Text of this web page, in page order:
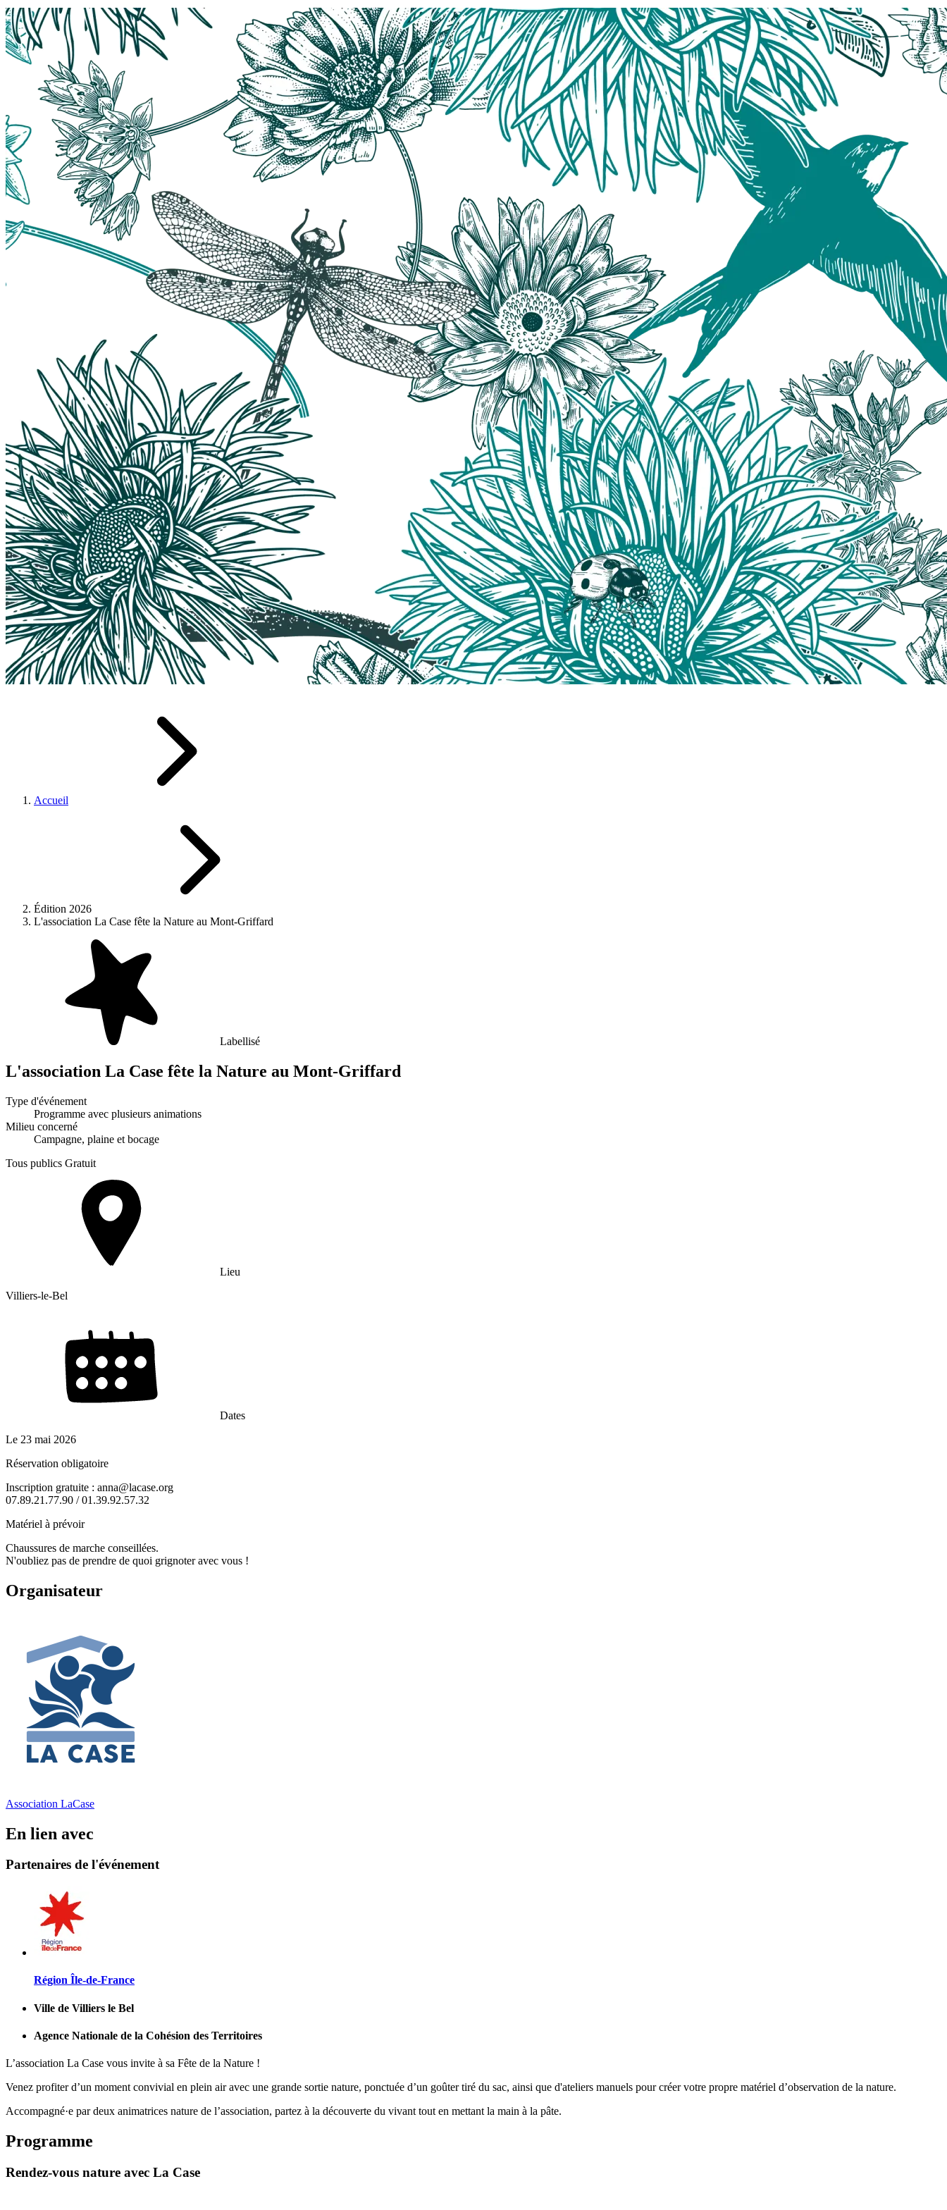
Accueil
Édition 2026
L'association La Case fête la Nature au Mont-Griffard
Labellisé
L'association La Case fête la Nature au Mont-Griffard
Type d'événement
Programme avec plusieurs animations
Milieu concerné
Campagne, plaine et bocage
Tous publics Gratuit
Lieu
Villiers-le-Bel
Dates
Le 23 mai 2026
Réservation obligatoire
Inscription gratuite : anna@lacase.org
07.89.21.77.90 / 01.39.92.57.32
Matériel à prévoir
Chaussures de marche conseillées.
N'oubliez pas de prendre de quoi grignoter avec vous !
Organisateur
Association LaCase
En lien avec
Partenaires de l'événement
Région Île-de-France
Ville de Villiers le Bel
Agence Nationale de la Cohésion des Territoires
L’association La Case vous invite à sa Fête de la Nature !
Venez profiter d’un moment convivial en plein air avec une grande sortie nature, ponctuée d’un goûter tiré du sac, ainsi que d'ateliers manuels pour créer votre propre matériel d’observation de la nature.
Accompagné·e par deux animatrices nature de l’association, partez à la découverte du vivant tout en mettant la main à la pâte.
Programme
Rendez-vous nature avec La Case